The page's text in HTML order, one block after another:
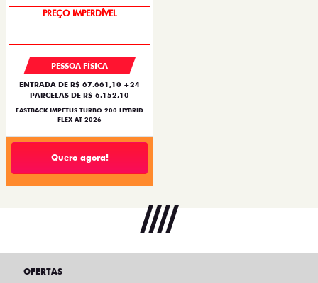
PREÇO IMPERDÍVEL
PESSOA FÍSICA
ENTRADA DE R$ 67.661,10 +24
PARCELAS DE R$ 6.152,10
FASTBACK IMPETUS TURBO 200 HYBRID
FLEX AT 2026
Quero agora!
OFERTAS